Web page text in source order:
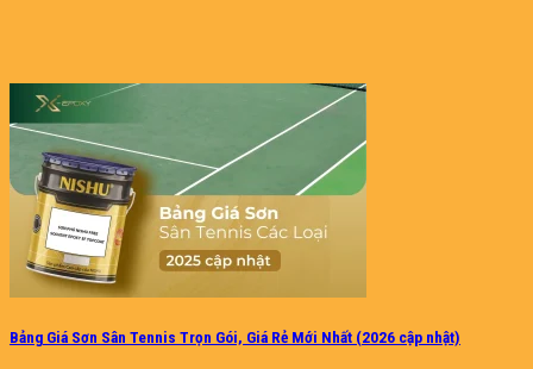
Bảng Giá Sơn Sân Tennis Trọn Gói, Giá Rẻ Mới Nhất (2026 cập nhật)